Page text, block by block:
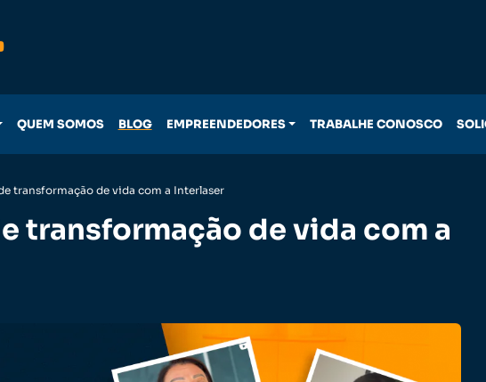
QUEM SOMOS BLOG EMPREENDEDORES TRABALHE CONOSCO
transformação de vida com a Interlaser
transformação de vida com a